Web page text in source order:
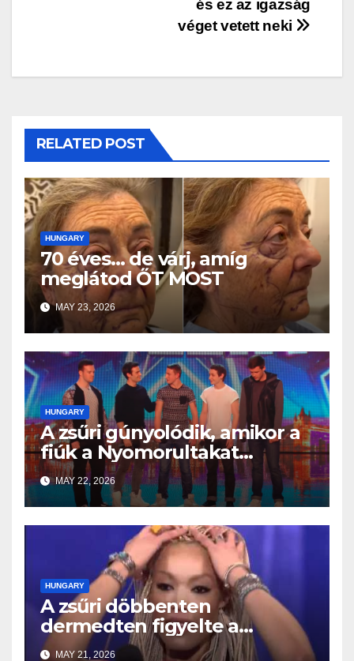
és ez az igazság
véget vetett neki
RELATED POST
HUNGARY
70 éves… de várj, amíg
meglátod ŐT MOST
MAY 23, 2026
HUNGARY
A zsűri gúnyolódik, amikor a
fiúk a Nyomorultakat
választják — majd néhány
másodperc alatt minden
megváltozik
MAY 22, 2026
HUNGARY
A zsűri döbbenten
dermedten figyelte a
fellépését
MAY 21, 2026